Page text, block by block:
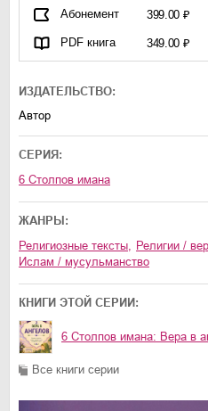
Абонемент 399.00 ₽
PDF книга 349.00 ₽
ИЗДАТЕЛЬСТВО:
Автор
СЕРИЯ:
6 Столпов имана
ЖАНРЫ:
религиозные тексты, религии /
Ислам / мусульманство
КНИГИ ЭТОЙ СЕРИИ:
6 Столпов имана: Вера в
Все книги серии